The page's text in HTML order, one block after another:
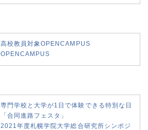
高校教員対象OPENCAMPUS
OPENCAMPUS
専門学校と大学が1日で体験できる特別な日
「合同進路フェスタ」
2021年度札幌学院大学総合研究所シンポジ